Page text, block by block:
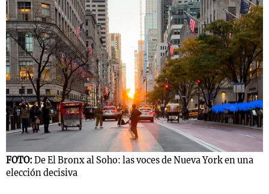
FOTO: De El Bronx al Soho: las voces de Nueva York en una
elección decisiva
Notas
Mundial 2026
Notas
La Sole en
Cadena 3